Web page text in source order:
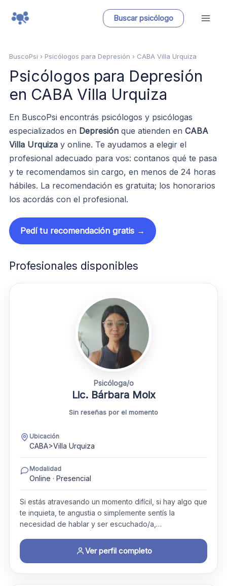
Buscar psicólogo
BuscoPsi › Psicólogos para Depresión › CABA Villa Urquiza
Psicólogos para Depresión
en CABA Villa Urquiza
En BuscoPsi encontrás psicólogos y psicólogas
especializados en Depresión que atienden en CABA
Villa Urquiza y online. Te ayudamos a elegir el
profesional adecuado para vos: contanos qué te pasa
y te recomendamos sin cargo, en menos de 24 horas
hábiles. La recomendación es gratuita; los honorarios
los acordás con el profesional.
Pedí tu recomendación gratis →
Profesionales disponibles
Psicóloga/o
Lic. Bárbara Moix
Sin reseñas por el momento
Ubicación
CABA>Villa Urquiza
Modalidad
Online · Presencial
Si estás atravesando un momento difícil, si hay algo que
te inquieta, te angustia o simplemente sentís la
necesidad de hablar y ser escuchado/a,…
Ver perfil completo